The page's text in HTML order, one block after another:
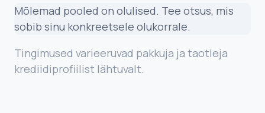
Mõlemad pooled on olulised. Tee otsus, mis
sobib sinu konkreetsele olukorrale.
Tingimused varieeruvad pakkuja ja taotleja
krediidiprofiilist lähtuvalt.